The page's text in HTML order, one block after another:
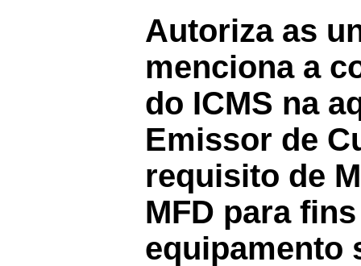
Autoriza as
menciona a
do ICMS na
Emissor de
requisito de
MFD para
equipamento